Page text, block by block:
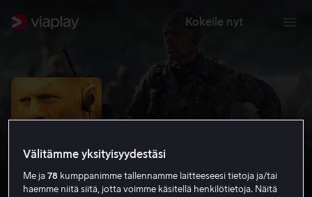
Kokeile nyt
Välitämme yksityisyydestäsi
Me ja78 kumppanimme tallennamme laitteeseesi tietoja ja/tai
haemme niitä siitä, jotta voimme käsitellä henkilötietoja. Näitä